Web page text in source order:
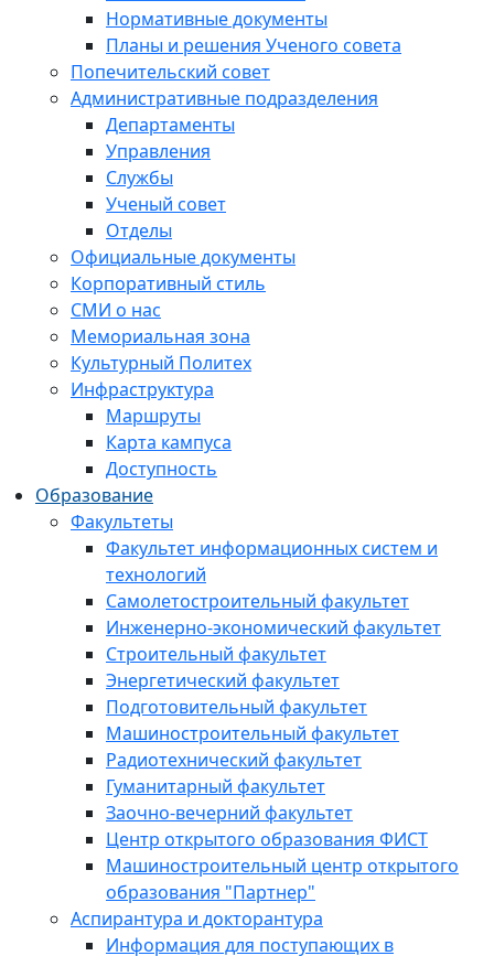
Нормативные документы
Планы и решения Ученого совета
Попечительский совет
Административные подразделения
Департаменты
Управления
Службы
Ученый совет
Отделы
Официальные документы
Корпоративный стиль
СМИ о нас
Мемориальная зона
Культурный Политех
Инфраструктура
Маршруты
Карта кампуса
Доступность
Образование
Факультеты
Факультет информационных систем и
технологий
Самолетостроительный факультет
Инженерно-экономический факультет
Строительный факультет
Энергетический факультет
Подготовительный факультет
Машиностроительный факультет
Радиотехнический факультет
Гуманитарный факультет
Заочно-вечерний факультет
Центр открытого образования ФИСТ
Машиностроительный центр открытого
образования "Партнер"
Аспирантура и докторантура
Информация для поступающих в